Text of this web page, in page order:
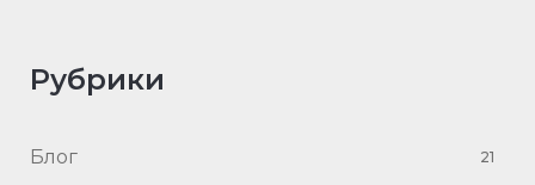
Рубрики
Блог 21